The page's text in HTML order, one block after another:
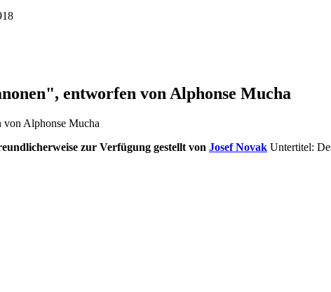
entworfen von Alphonse Mucha
von Alphonse Mucha
zur Verfügung gestellt von Josef Novak Untertitel: